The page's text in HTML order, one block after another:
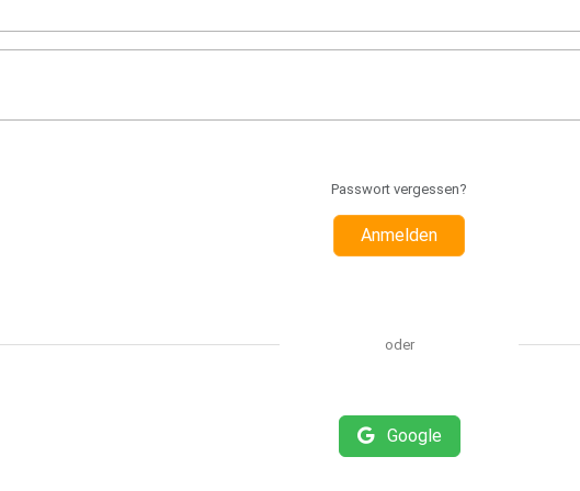
Passwort vergessen?
Anmelden
oder
Google